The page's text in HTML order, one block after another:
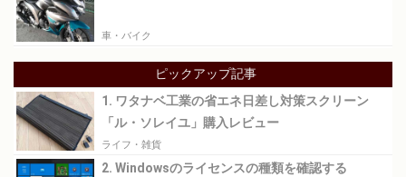
車・バイク
ピックアップ記事
1. ワタナベ工業の省エネ日差し対策スクリーン
「ル・ソレイユ」購入レビュー
ライフ・雑貨
2. Windowsのライセンスの種類を確認する